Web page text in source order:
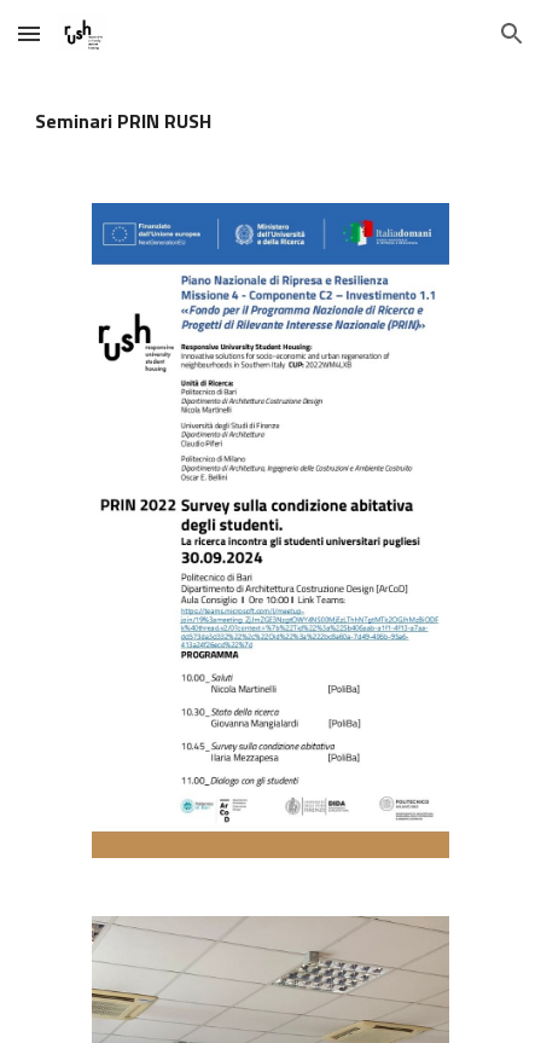
Skip to main content Skip to navigation
Seminari PRIN RUSH